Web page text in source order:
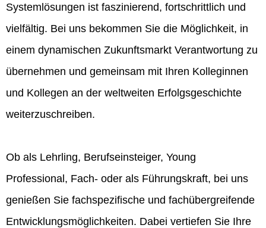
Systemlösungen ist faszinierend, fortschrittlich und
vielfältig. Bei uns bekommen Sie die Möglichkeit, in
einem dynamischen Zukunftsmarkt Verantwortung zu
übernehmen und gemeinsam mit Ihren Kolleginnen
und Kollegen an der weltweiten Erfolgsgeschichte
weiterzuschreiben.
Ob als Lehrling, Berufseinsteiger, Young
Professional, Fach- oder als Führungskraft, bei uns
genießen Sie fachspezifische und fachübergreifende
Entwicklungsmöglichkeiten. Dabei vertiefen Sie Ihre